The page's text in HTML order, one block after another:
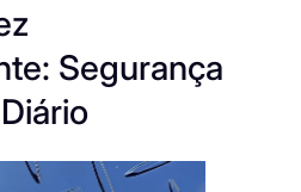
Segurança